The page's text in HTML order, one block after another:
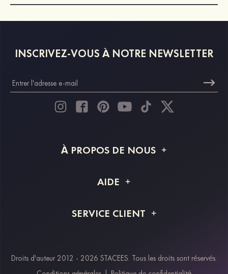
INSCRIVEZ-VOUS À NOTRE NEWSLETTER
À PROPOS DE NOUS
Livraison
AIDE
Retour et remboursement
SERVICE CLIENT
Modes de paiement
Droits d'auteur 2012 - 2026 STACEES. Tous les droits sont réservés.